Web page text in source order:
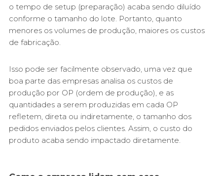
o tempo de setup (preparação) acaba sendo diluído
conforme o tamanho do lote. Portanto, quanto
menores os volumes de produção, maiores os custos
de fabricação.
Isso pode ser facilmente observado, uma vez que
boa parte das empresas analisa os custos de
produção por OP (ordem de produção), e as
quantidades a serem produzidas em cada OP
refletem, direta ou indiretamente, o tamanho dos
pedidos enviados pelos clientes. Assim, o custo do
produto acaba sendo impactado diretamente.